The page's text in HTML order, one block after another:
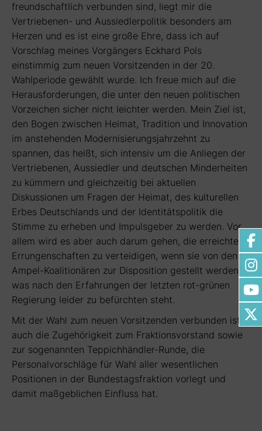
freundschaftlich verbunden sind, liegt mir die
Vertriebenen- und Aussiedlerpolitik besonders am
Herzen und es ist eine große Ehre, dass ich auf
Vorschlag meines Vorgängers Eckhard Pols
einstimmig zum neuen Vorsitzenden in der 20.
Wahlperiode gewählt wurde. Ich freue mich auf die
Herausforderungen, die unter den neuen politischen
Vorzeichen sicher nicht leichter werden. Mein Ziel ist,
den Bogen zwischen Heimat, Tradition und Innovation
im anstehenden Modernisierungsjahrzehnt zu
spannen, das heißt, sich intensiv um die Anliegen der
Vertriebenen, Aussiedler und deutschen Minderheiten
zu kümmern und gleichzeitig bei aktuellen
Diskussionen um Fragen der Heimat, des kulturellen
Erbes Deutschlands und der Identitätspolitik die
Stimme zu erheben und Impulsgeber zu werden. Vor
allem wird es aber auch darum gehen, die erreichten
Errungenschaften zu verteidigen, wenn sie von den
Ampel-Koalitionären zur Disposition gestellt werden,
was nach den Erfahrungen der letzten rot-grünen
Regierung leider zu befürchten steht.
Mit der Wahl zum neuen Vorsitzenden verbunden ist
auch die Zugehörigkeit zum Fraktionsvorstand sowie
zur sogenannten Teppichhändler-Runde, die
Personalvorschläge für Wahl aller wesentlichen
Positionen in der Bundestagsfraktion vorlegt und
damit maßgeblichen Einfluss hat.